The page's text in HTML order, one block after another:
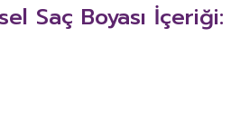
Saç Boyası İçeriği: